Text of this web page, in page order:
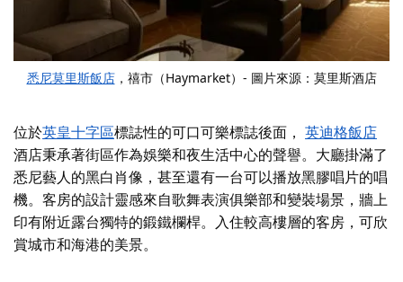
悉尼莫里斯飯店，禧市（Haymarket）- 圖片來源：莫里斯酒店
位於英皇十字區標誌性的可口可樂標誌後面 ， 英迪格飯店
酒店秉承著街區作為娛樂和夜生活中心的聲譽。大廳掛滿了
悉尼藝人的黑白肖像，甚至還有一台可以播放黑膠唱片的唱
機。客房的設計靈感來自歌舞表演俱樂部和變裝場景，牆上
印有附近露台獨特的鍛鐵欄桿。入住較高樓層的客房，可欣
賞城市和海港的美景。